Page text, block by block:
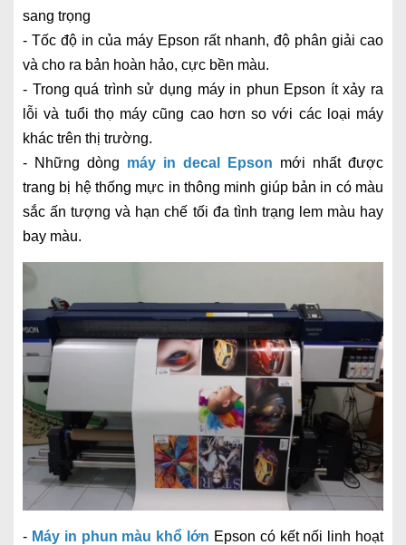
sang trọng
- Tốc độ in của máy Epson rất nhanh, độ phân giải cao
và cho ra bản hoàn hảo, cực bền màu.
- Trong quá trình sử dụng máy in phun Epson ít xảy ra
lỗi và tuổi thọ máy cũng cao hơn so với các loại máy
khác trên thị trường.
- Những dòng máy in decal Epson mới nhất được
trang bị hệ thống mực in thông minh giúp bản in có màu
sắc ấn tượng và hạn chế tối đa tình trạng lem màu hay
bay màu.
- Máy in phun màu khổ lớn Epson có kết nối linh hoạt